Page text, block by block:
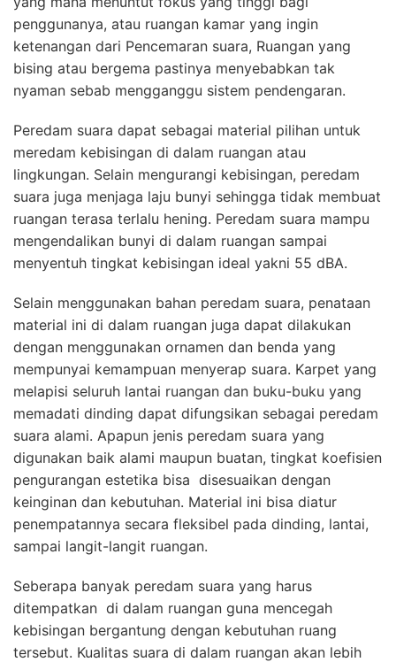
penggunanya, atau ruangan kamar yang ingin
ketenangan dari Pencemaran suara, Ruangan yang
bising atau bergema pastinya menyebabkan tak
nyaman sebab mengganggu sistem pendengaran.
Peredam suara dapat sebagai material pilihan untuk
meredam kebisingan di dalam ruangan atau
lingkungan. Selain mengurangi kebisingan, peredam
suara juga menjaga laju bunyi sehingga tidak membuat
ruangan terasa terlalu hening. Peredam suara mampu
mengendalikan bunyi di dalam ruangan sampai
menyentuh tingkat kebisingan ideal yakni 55 dBA.
Selain menggunakan bahan peredam suara, penataan
material ini di dalam ruangan juga dapat dilakukan
dengan menggunakan ornamen dan benda yang
mempunyai kemampuan menyerap suara. Karpet yang
melapisi seluruh lantai ruangan dan buku-buku yang
memadati dinding dapat difungsikan sebagai peredam
suara alami. Apapun jenis peredam suara yang
digunakan baik alami maupun buatan, tingkat koefisien
pengurangan estetika bisa disesuaikan dengan
keinginan dan kebutuhan. Material ini bisa diatur
penempatannya secara fleksibel pada dinding, lantai,
sampai langit-langit ruangan.
Seberapa banyak peredam suara yang harus
ditempatkan di dalam ruangan guna mencegah
kebisingan bergantung dengan kebutuhan ruang
tersebut. Kualitas suara di dalam ruangan akan lebih